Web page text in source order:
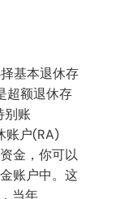
基本退休存
超额退休存
别账
账户(RA)
金，你可以
账户中。这
当年